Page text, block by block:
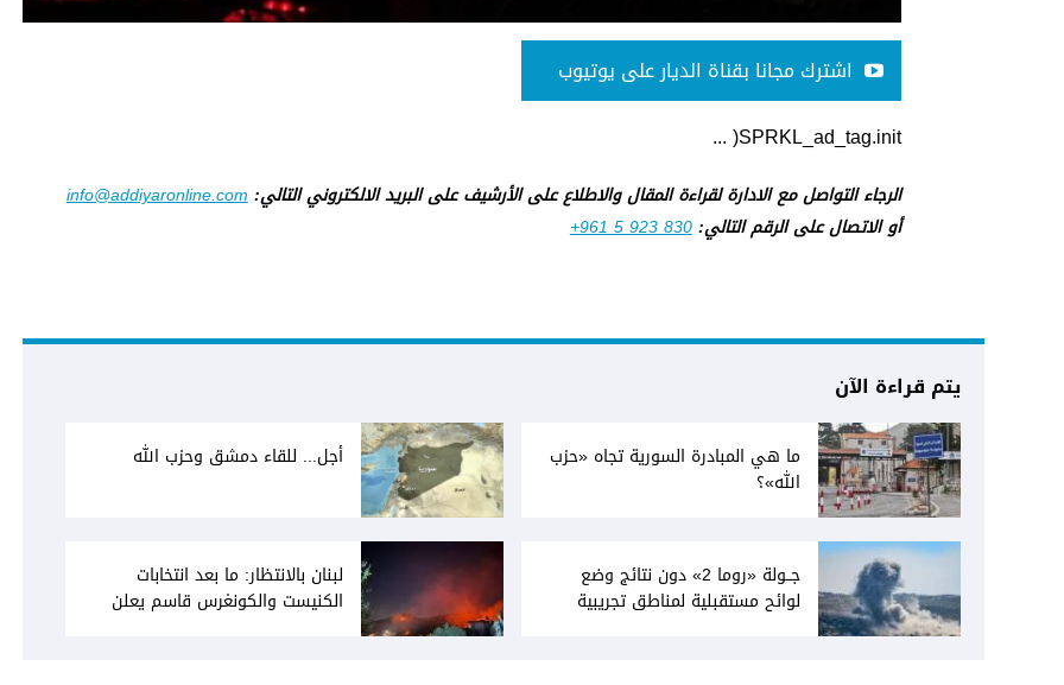
اشترك مجانا بقناة الديار على يوتيوب
SPRKL_ad_tag.init( ...
الرجاء التواصل مع الادارة لقراءة المقال والاطلاع على الأرشيف على البريد الالكتروني التالي:info@addiyaronline.com
أو الاتصال على الرقم التالي:+961 5 923 830
يتم قراءة الآن
ما هي المبادرة السورية تجاه «حزب
الله»؟
أجل... للقاء دمشق وحزب الله
جــولة «روما 2» دون نتائج وضع
لوائح مستقبلية لمناطق تجريبية
لبنان بالانتظار: ما بعد انتخابات
الكنيست والكونغرس قاسم يعلن